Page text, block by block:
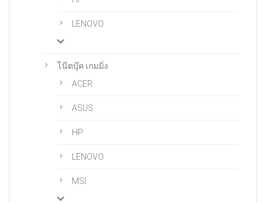
LENOVO
โน๊ตบุ๊ค เกมมิ่ง
ACER
ASUS
HP
LENOVO
MSI